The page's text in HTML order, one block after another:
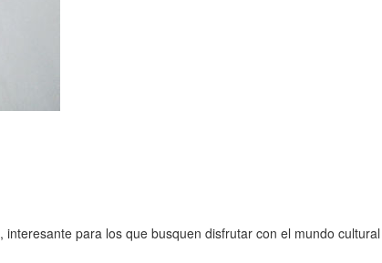
, interesante para los que busquen disfrutar con el mundo